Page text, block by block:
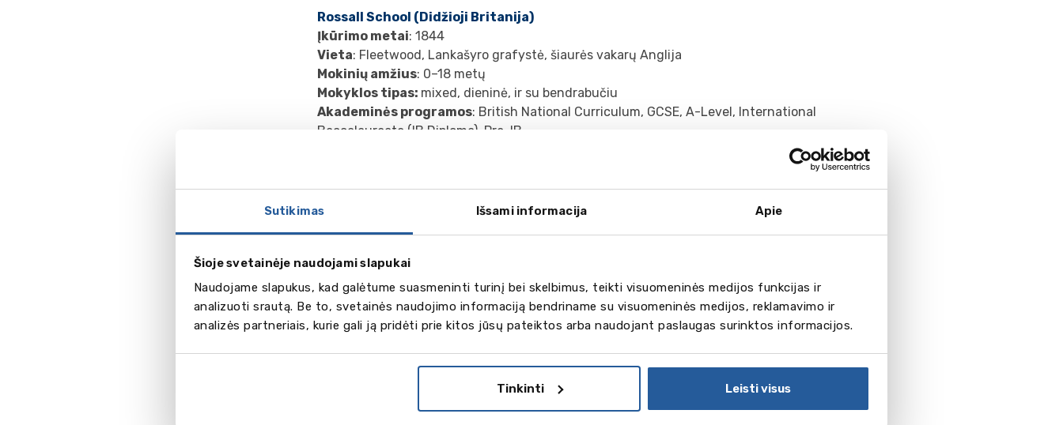
Sutikimas Išsami informacija Apie
Šioje svetainėje naudojami slapukai
Naudojame slapukus, kad galėtume suasmeninti turinį bei skelbimus, teikti visuomeninės medijos funkcijas ir
analizuoti srautą. Be to, svetainės naudojimo informaciją bendriname su visuomeninės medijos, reklamavimo ir
analizės partneriais, kurie gali ją pridėti prie kitos jūsų pateiktos arba naudojant paslaugas surinktos informacijos.
Tinkinti Leisti visus
Rossall School (Didžioji Britanija)
Įkūrimo metai: 1844
Vieta: Fleetwood, Lankašyro grafystė, šiaurės vakarų Anglija
Mokinių amžius: 0–18 metų
Mokyklos tipas: mixed, dieninė, ir su bendrabučiu
Akademinės programos: British National Curriculum, GCSE, A-Level, International
Baccalaureate (IB Diploma), Pre-IB
Rossall Golf School, taip pat programas tenise, ledo ritulyje, plaukime ir lengvojoje
atletikoje. Stiprios sritys – STEM, muzika, teatras ir menas.
Įkūrimo metai:1953
Mokyklos tipas:tarptautinė, mixed, dieninė ir su bendrabučiu